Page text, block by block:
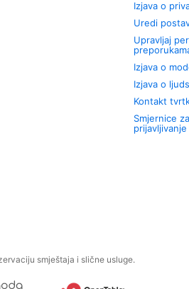
Izjava o
Uredi
Upravljaj
Izjava o
Izjava o
Kontakt
Smjernice
prijavljivanje
smještaja i slične usluge.